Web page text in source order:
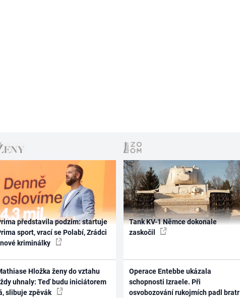
představila podzim: startuje
sport, vrací se Polabí, Zrádci
kriminálky
Hložka ženy do vztahu
uhnaly: Teď budu iniciátorem
slibuje zpěvák
Tank KV-1 Němce dokonale
zaskočil
Operace Entebbe ukázala
schopnosti Izraele. Při
osvobozování rukojmích padl bratr